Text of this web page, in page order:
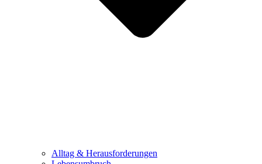
Alltag & Herausforderungen